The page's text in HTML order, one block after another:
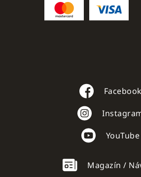
Facebook
YouTube
Magazín /